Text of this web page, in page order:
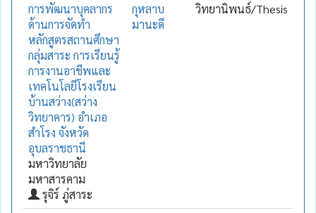
การพัฒนาบุคลากร
ด้านการจัดทำ
หลักสูตรสถานศึกษา
กลุ่มสาระ การเรียนรู้
การงานอาชีพและ
เทคโนโลยีโรงเรียน
บ้านสว่าง(สว่าง
วิทยาคาร) อำเภอ
สำโรง จังหวัด
อุบลราชธานี
มหาวิทยาลัย
มหาสารคาม
รุจิร์ ภู่สาระ
กุหลาบ
มานะดี
วิทยานิพนธ์/Thesis